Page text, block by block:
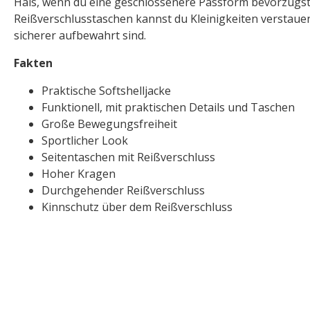
Reißverschlusstaschen kannst du Kleinigkeiten
sicherer aufbewahrt sind.
Fakten
Praktische Softshelljacke
Funktionell, mit praktischen Details und Taschen
Große Bewegungsfreiheit
Sportlicher Look
Seitentaschen mit Reißverschluss
Hoher Kragen
Durchgehender Reißverschluss
Kinnschutz über dem Reißverschluss